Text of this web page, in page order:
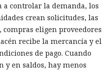
a controlar la demanda, los
crean solicitudes, las
eligen proveedores
recibe la mercancía y el
de pago. Cuando
y en saldos, hay menos